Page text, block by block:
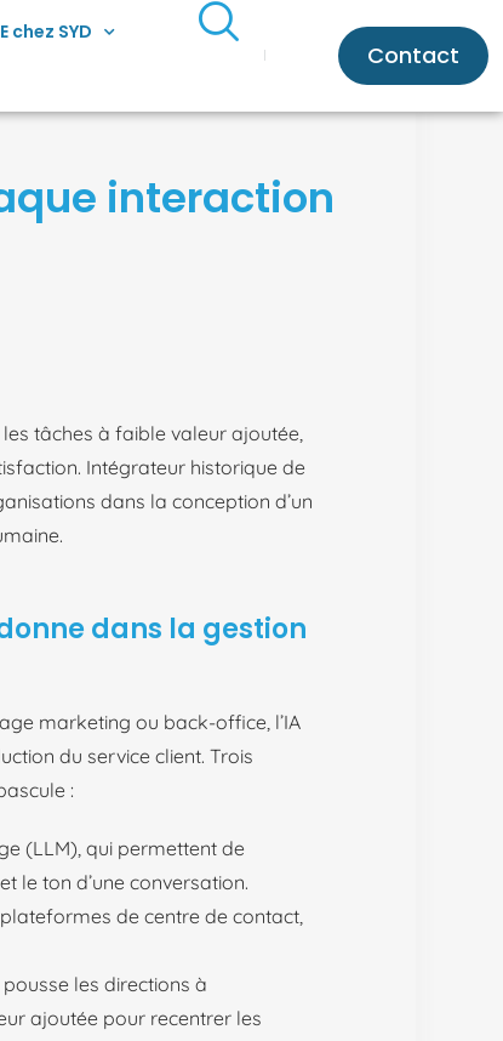
chez SYD
Contact
interaction
tâches à faible valeur ajoutée,
Intégrateur historique de
dans la conception d’un
dans la gestion
marketing ou back-office, l’IA
du service client. Trois
:
(LLM), qui permettent de
le ton d’une conversation.
plateformes de centre de contact,
les directions à
ajoutée pour recentrer les